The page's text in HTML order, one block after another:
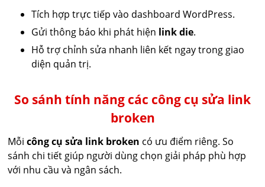
Tích hợp trực tiếp vào dashboard WordPress.
Gửi thông báo khi phát hiện link die.
Hỗ trợ chỉnh sửa nhanh liên kết ngay trong giao
diện quản trị.
So sánh tính năng các công cụ sửa link
broken
Mỗicông cụ sửa link broken có ưu điểm riêng. So
sánh chi tiết giúp người dùng chọn giải pháp phù hợp
với nhu cầu và ngân sách.